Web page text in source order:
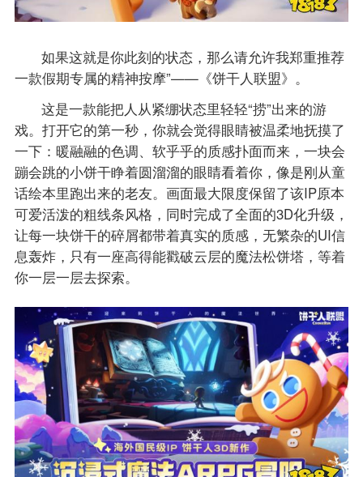
如果这就是你此刻的状态，那么请允许我郑重推荐
一款假期专属的精神按摩”——《饼干人联盟》。
这是一款能把人从紧绷状态里轻轻“捞”出来的游
戏。打开它的第一秒，你就会觉得眼睛被温柔地抚摸了
一下：暖融融的色调、软乎乎的质感扑面而来，一块会
蹦会跳的小饼干睁着圆溜溜的眼睛看着你，像是刚从童
话绘本里跑出来的老友。画面最大限度保留了该IP原本
可爱活泼的粗线条风格，同时完成了全面的3D化升级，
让每一块饼干的碎屑都带着真实的质感，无繁杂的UI信
息轰炸，只有一座高得能戳破云层的魔法松饼塔，等着
你一层一层去探索。